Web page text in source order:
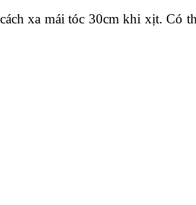
xa mái tóc 30cm khi xịt. Có